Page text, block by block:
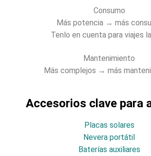
Consumo
Más potencia → más
Tenlo en cuenta para viajes
Mantenimiento
Más complejos → más
Accesorios clave para
Placas solares
Nevera portátil
Baterías auxiliares